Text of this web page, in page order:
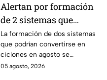
Alertan por formación
de 2 sistemas que
podrían convertirse en
ciclones en agosto:
¿Qué riesgo
representan?
La formación de dos sistemas
que podrían convertirse en
ciclones en agosto se
mantienen bajo vigilancia en el
05 agosto, 2026